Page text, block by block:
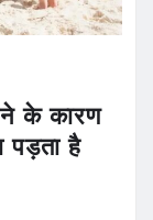
के कारण
पड़ता है